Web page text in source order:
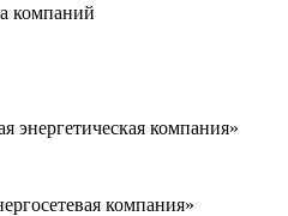
компаний
энергетическая компания»
компания»